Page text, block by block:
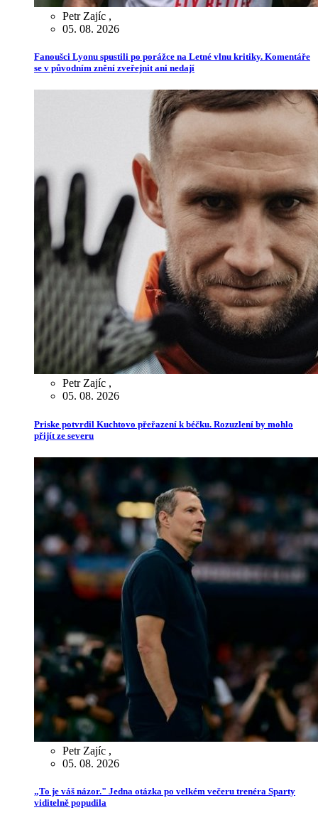
Petr Zajíc ,
05. 08. 2026
Fanoušci Lyonu spustili po porážce na Letné vlnu kritiky. Komentáře
se v původním znění zveřejnit ani nedají
Petr Zajíc ,
05. 08. 2026
Priske potvrdil Kuchtovo přeřazení k béčku. Rozuzlení by mohlo
přijít ze severu
Petr Zajíc ,
05. 08. 2026
„To je váš názor." Jedna otázka po velkém večeru trenéra Sparty
viditelně popudila